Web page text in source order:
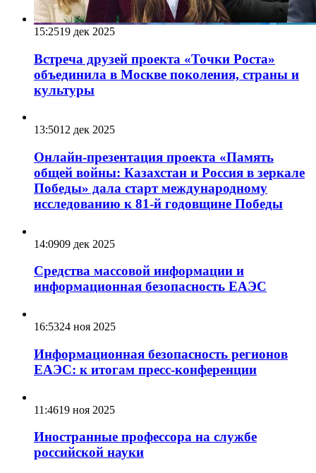
15:2519 дек 2025
Встреча друзей проекта «Точки Роста»
объединила в Москве поколения, страны и
культуры
13:5012 дек 2025
Онлайн-презентация проекта «Память
общей войны: Казахстан и Россия в зеркале
Победы» дала старт международному
исследованию к 81-й годовщине Победы
14:0909 дек 2025
Средства массовой информации и
информационная безопасность ЕАЭС
16:5324 ноя 2025
Информационная безопасность регионов
ЕАЭС: к итогам пресс-конференции
11:4619 ноя 2025
Иностранные профессора на службе
российской науки